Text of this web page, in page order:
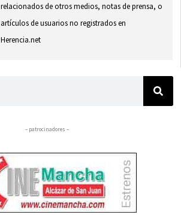
relacionados de otros medios, notas de prensa, o
artículos de usuarios no registrados en
Herencia.net
– patrocinadores –